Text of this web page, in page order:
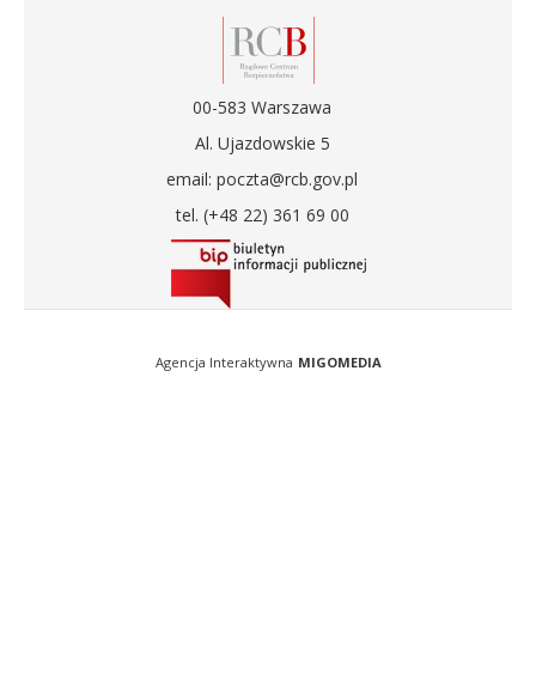
00-583 Warszawa
Al. Ujazdowskie 5
email: poczta@rcb.gov.pl
tel. (+48 22) 361 69 00
Agencja Interaktywna MIGOMEDIA